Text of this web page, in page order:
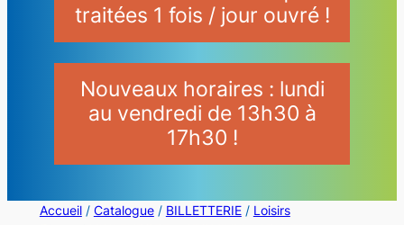
traitées 1 fois / jour ouvré !
Nouveaux horaires : lundi
au vendredi de 13h30 à
17h30 !
Accueil/ Catalogue/ BILLETTERIE/ Loisirs